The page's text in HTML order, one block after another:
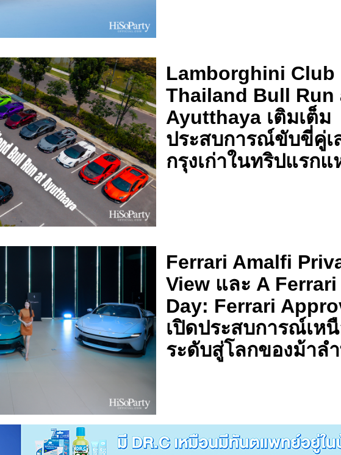
Lamborghini Club
Thailand Bull Run
Ayutthaya เติมเต็ม
ประสบการณ์ขับขี่คู่เ
กรุงเก่าในทริปแรกแ
Ferrari Amalfi
View และ A Ferrari
Day: Ferrari
เปิดประสบการณ์เห
ระดับสู่โลกของม้าล